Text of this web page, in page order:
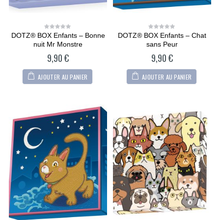
0
of
DOTZ® BOX Enfants – Bonne
nuit Mr Monstre
9,90€
AJOUTER AU PANIER
0
of
DOTZ® BOX Enfants – Chat
sans Peur
9,90€
AJOUTER AU PANIER